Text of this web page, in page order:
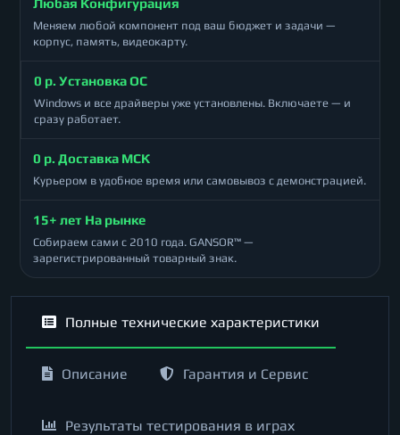
Меняем любой компонент под ваш бюджет и задачи —
корпус, память, видеокарту.
0 р. Установка ОС
Windows и все драйверы уже установлены. Включаете — и
сразу работает.
0 р. Доставка МСК
Курьером в удобное время или самовывоз с демонстрацией.
15+ лет На рынке
Собираем сами с 2010 года. GANSOR™ —
зарегистрированный товарный знак.
Полные технические характеристики
Описание Гарантия и Сервис
Результаты тестирования в играх